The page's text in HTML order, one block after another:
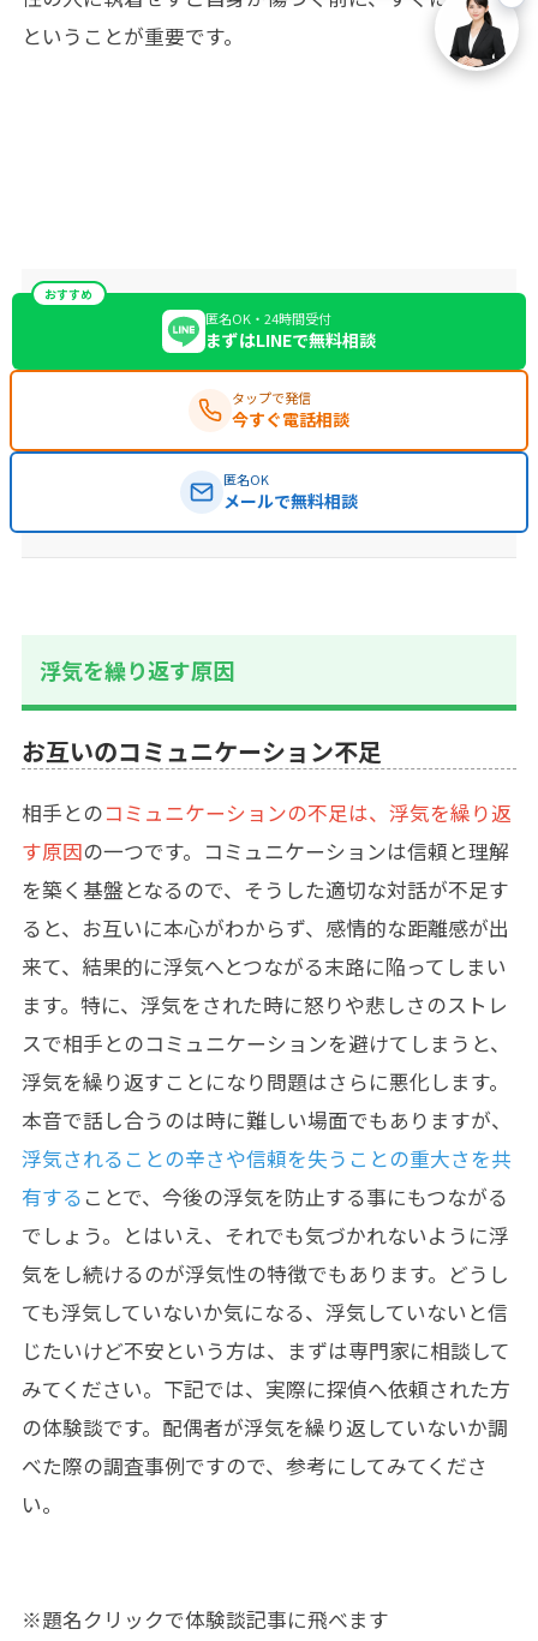
ということが重要です。
おすすめ
匿名OK・24時間受付
まずはLINEで無料相談
タップで発信
今すぐ電話相談
匿名OK
メールで無料相談
浮気を繰り返す原因
お互いのコミュニケーション不足
相手とのコミュニケーションの不足は、浮気を繰り返
す原因の一つです。コミュニケーションは信頼と理解
を築く基盤となるので、そうした適切な対話が不足す
ると、お互いに本心がわからず、感情的な距離感が出
来て、結果的に浮気へとつながる末路に陥ってしまい
ます。特に、浮気をされた時に怒りや悲しさのストレ
スで相手とのコミュニケーションを避けてしまうと、
浮気を繰り返すことになり問題はさらに悪化します。
本音で話し合うのは時に難しい場面でもありますが、
浮気されることの辛さや信頼を失うことの重大さを共
有する ことで、今後の浮気を防止する事にもつながる
でしょう。とはいえ、それでも気づかれないように浮
気をし続けるのが浮気性の特徴でもあります。どうし
ても浮気していないか気になる、浮気していないと信
じたいけど不安という方は、まずは専門家に相談して
みてください。下記では、実際に探偵へ依頼された方
の体験談です。配偶者が浮気を繰り返していないか調
べた際の調査事例ですので、参考にしてみてくださ
い。
※題名クリックで体験談記事に飛べます